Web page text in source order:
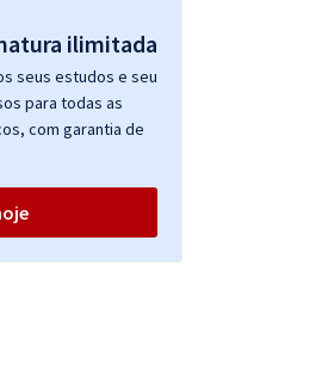
seus estudos e seu
para todas as
com garantia de